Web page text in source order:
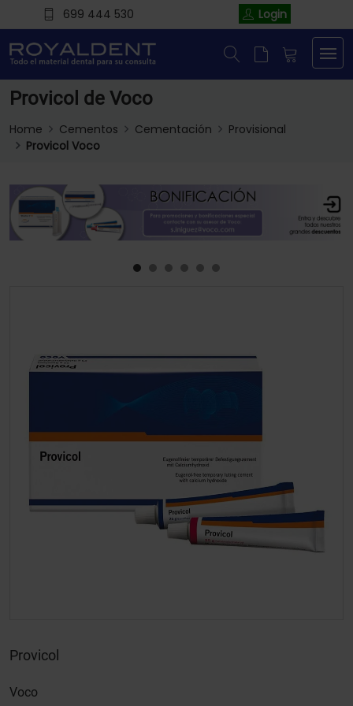
699 444 530 Login
Provicol de Voco
Home Cementos Cementación
Provisional
Provicol Voco
Provicol
Voco